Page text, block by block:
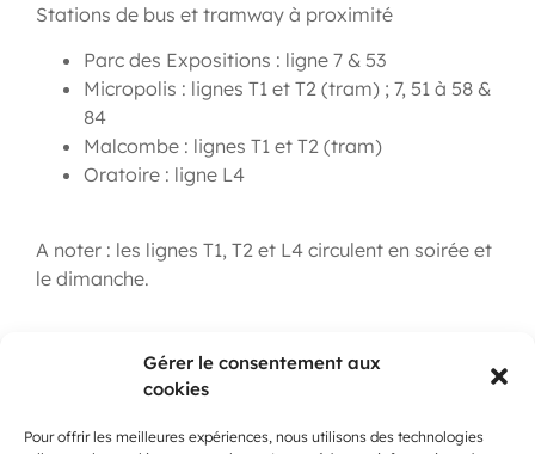
Gérer le consentement aux
cookies
Pour offrir les meilleures expériences, nous utilisons des technologies
Stations de bus et tramway à proximité
Parc des Expositions : ligne 7 & 53
Micropolis : lignes T1 et T2 (tram) ; 7, 51 à 58 &
84
Malcombe : lignes T1 et T2 (tram)
Oratoire : ligne L4
A noter : les lignes T1, T2 et L4 circulent en soirée et
le dimanche.
INFOS +